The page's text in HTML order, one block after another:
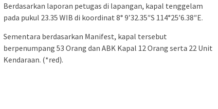
Berdasarkan laporan petugas di lapangan, kapal tenggelam
pada pukul 23.35 WIB di koordinat 8° 9’32.35″S 114°25’6.38″E.
Sementara berdasarkan Manifest, kapal tersebut
berpenumpang 53 Orang dan ABK Kapal 12 Orang serta 22 Unit
Kendaraan. (*red).